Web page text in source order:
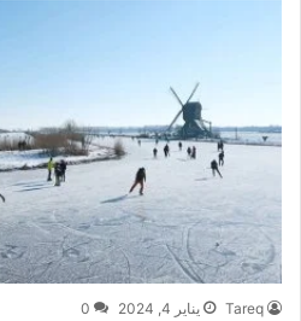
Tareq يناير 4, 2024 0